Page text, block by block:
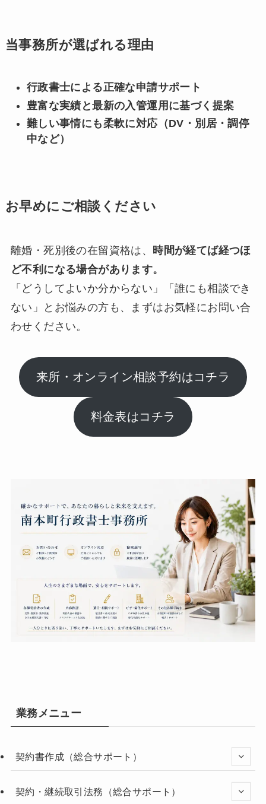
当事務所が選ばれる理由
行政書士による正確な申請サポート
豊富な実績と最新の入管運用に基づく提案
難しい事情にも柔軟に対応（DV・別居・調停
中など）
お早めにご相談ください
離婚・死別後の在留資格は、 時間が経てば経つほ
ど不利になる場合があります。
「どうしてよいか分からない」「誰にも相談でき
ない」とお悩みの方も、まずはお気軽にお問い合
わせください。
来所・オンライン相談予約はコチラ
料金表はコチラ
業務メニュー
契約書作成（総合サポート）
契約・継続取引法務（総合サポート）